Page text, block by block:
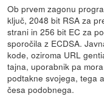
Ob prvem zagonu
ključ, 2048 bit RSA za
strani in 256 bit EC za
sporočila z ECDSA.
kode, oziroma URL
tajna, uporabnik pa
podtakne svojega, tega
česa podobnega.